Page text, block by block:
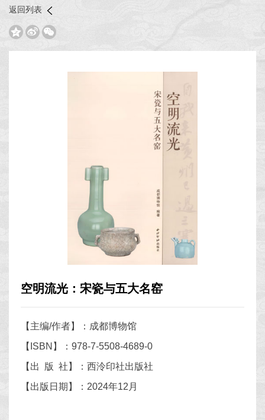
返回列表
  
空明流光：宋瓷与五大名窑
【主编/作者】：成都博物馆
【ISBN】：978-7-5508-4689-0
【出 版 社】：西泠印社出版社
【出版日期】：2024年12月